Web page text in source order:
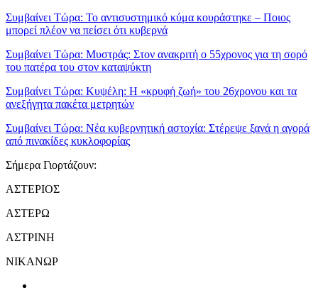
Συμβαίνει Τώρα: Το αντισυστημικό κύμα κουράστηκε – Ποιος
μπορεί πλέον να πείσει ότι κυβερνά
Συμβαίνει Τώρα: Μυστράς: Στον ανακριτή ο 55χρονος για τη σορό
του πατέρα του στον καταψύκτη
Συμβαίνει Τώρα: Κυψέλη: Η «κρυφή ζωή» του 26χρονου και τα
ανεξήγητα πακέτα μετρητών
Συμβαίνει Τώρα: Νέα κυβερνητική αστοχία: Στέρεψε ξανά η αγορά
από πινακίδες κυκλοφορίας
Σήμερα Γιορτάζουν:
ΑΣΤΕΡΙΟΣ
ΑΣΤΕΡΩ
ΑΣΤΡΙΝΗ
ΝΙΚΑΝΩΡ